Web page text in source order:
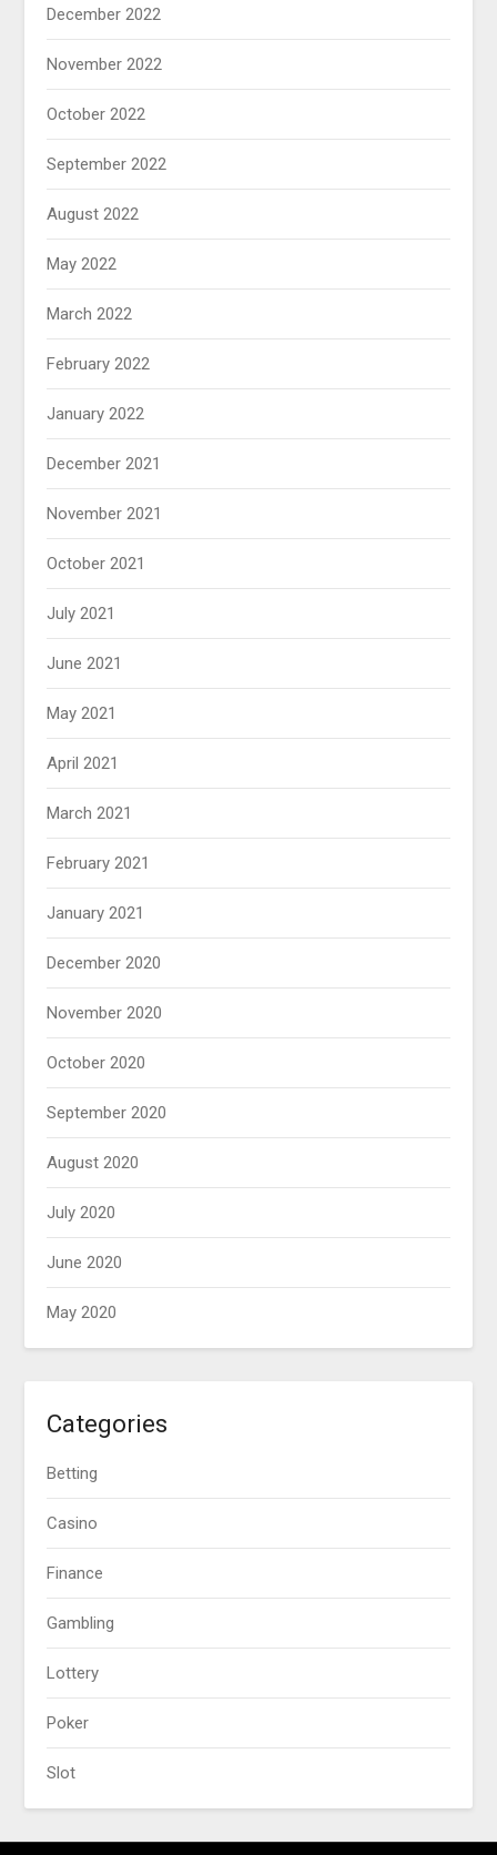
December 2022
November 2022
October 2022
September 2022
August 2022
May 2022
March 2022
February 2022
January 2022
December 2021
November 2021
October 2021
July 2021
June 2021
May 2021
April 2021
March 2021
February 2021
January 2021
December 2020
November 2020
October 2020
September 2020
August 2020
July 2020
June 2020
May 2020
Categories
Betting
Casino
Finance
Gambling
Lottery
Poker
Slot